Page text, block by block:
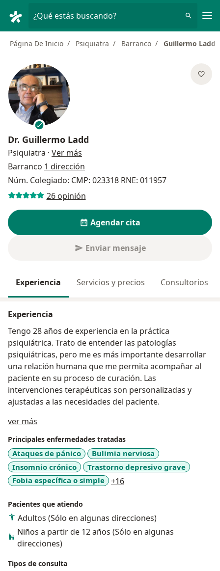
¿Qué estás buscando?
Página De Inicio Psiquiatra Barranco Guillermo Ladd
Dr. Guillermo Ladd
Psiquiatra · Ver más
Barranco 1 dirección
Núm. Colegiado: CMP: 023318 RNE: 011957
26 opinión
Agendar cita
Enviar mensaje
Experiencia Servicios y precios Consultorios
Experiencia
Tengo 28 años de experiencia en la práctica
psiquiátrica. Trato de entender las patologías
psiquiátricas, pero me es más importante desarrollar
una relación humana que me permita acompañar al
paciente en su proceso de curación. Las
intervenciones terapéuticas son personalizadas y
ajustadas a las necesidades del paciente.
ver más
Principales enfermedades tratadas
Ataques de pánico
Bulimia nerviosa
Insomnio crónico
Trastorno depresivo grave
Fobia específica o simple
+16a11y_sr_more_diseases
Pacientes que atiendo
Adultos (Sólo en algunas direcciones)
Niños a partir de 12 años (Sólo en algunas
direcciones)
Tipos de consulta